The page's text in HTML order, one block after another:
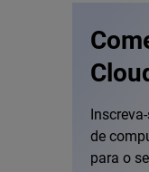
de
para o